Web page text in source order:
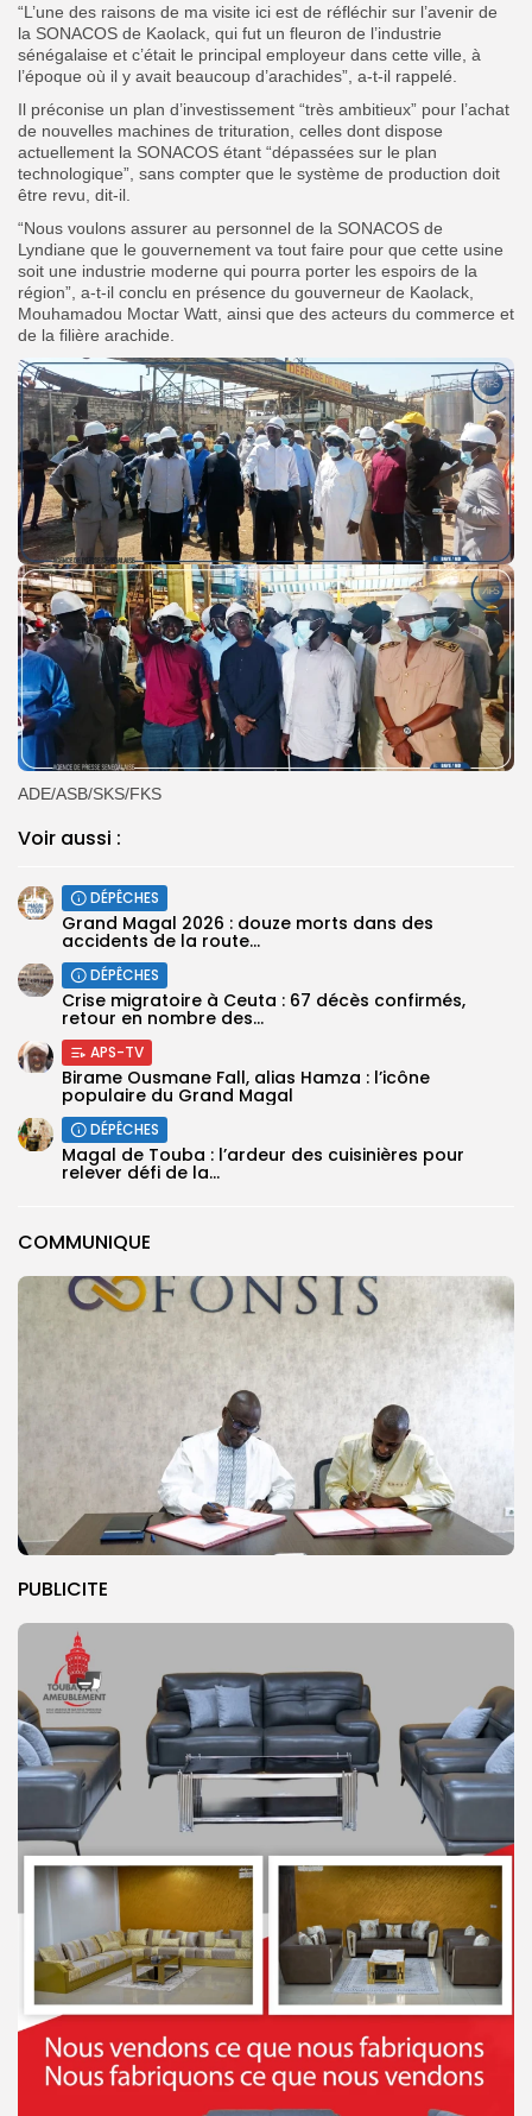
COMMUNIQUE
PUBLICITE
“L’une des raisons de ma visite ici est de réfléchir sur l’avenir de
la SONACOS de Kaolack, qui fut un fleuron de l’industrie
sénégalaise et c’était le principal employeur dans cette ville, à
l’époque où il y avait beaucoup d’arachides”, a-t-il rappelé.
Il préconise un plan d’investissement “très ambitieux” pour l’achat
de nouvelles machines de trituration, celles dont dispose
actuellement la SONACOS étant “dépassées sur le plan
technologique”, sans compter que le système de production doit
être revu, dit-il.
“Nous voulons assurer au personnel de la SONACOS de
Lyndiane que le gouvernement va tout faire pour que cette usine
soit une industrie moderne qui pourra porter les espoirs de la
région”, a-t-il conclu en présence du gouverneur de Kaolack,
Mouhamadou Moctar Watt, ainsi que des acteurs du commerce et
de la filière arachide.
ADE/ASB/SKS/FKS
Voir aussi :
DÉPÊCHES
Grand Magal 2026 : douze morts dans des
accidents de la route...
DÉPÊCHES
Crise migratoire à Ceuta : 67 décès confirmés,
retour en nombre des...
APS-TV
Birame Ousmane Fall, alias Hamza : l’icône
populaire du Grand Magal
DÉPÊCHES
Magal de Touba : l’ardeur des cuisinières pour
relever défi de la...